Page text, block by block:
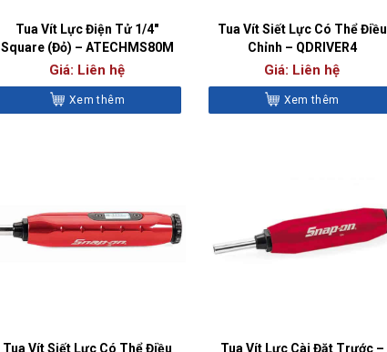
Tua Vít Lực Điện Tử 1/4″
Square (Đỏ) – ATECHMS80M
Giá: Liên hệ
Xem thêm
Tua Vít Siết Lực Có Thể Điều
Chỉnh – QDRIVER4
Giá: Liên hệ
Xem thêm
Tua Vít Siết Lực Có Thể Điều
Tua Vít Lực Cài Đặt Trước –